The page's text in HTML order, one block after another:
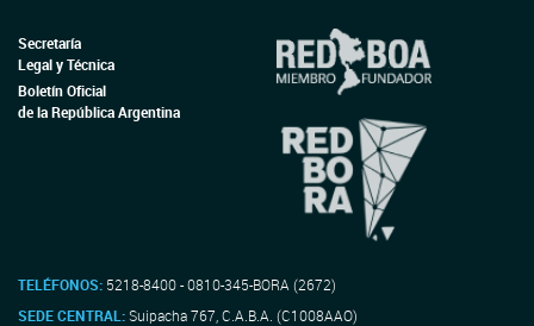
Secretaría
Legal y Técnica
Boletín Oficial
de la República Argentina
TELÉFONOS: 5218-8400 - 0810-345-BORA (2672)
SEDE CENTRAL:Suipacha 767, C.A.B.A. (C1008AAO)